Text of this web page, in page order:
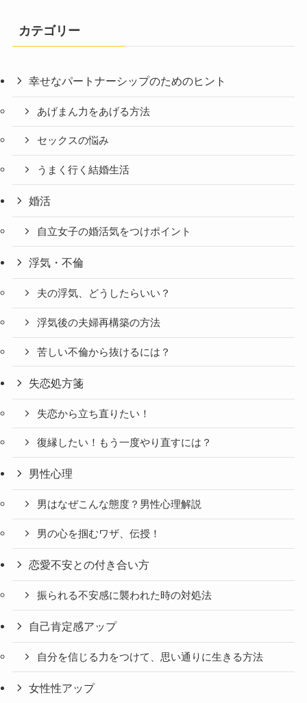
カテゴリー
幸せなパートナーシップのためのヒント
あげまん力をあげる方法
セックスの悩み
うまく行く結婚生活
婚活
自立女子の婚活気をつけポイント
浮気・不倫
夫の浮気、どうしたらいい？
浮気後の夫婦再構築の方法
苦しい不倫から抜けるには？
失恋処方箋
失恋から立ち直りたい！
復縁したい！もう一度やり直すには？
男性心理
男はなぜこんな態度？男性心理解説
男の心を掴むワザ、伝授！
恋愛不安との付き合い方
振られる不安感に襲われた時の対処法
自己肯定感アップ
自分を信じる力をつけて、思い通りに生きる方法
女性性アップ